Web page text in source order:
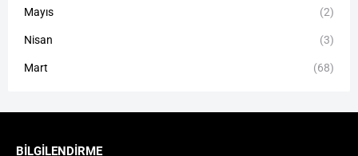
Mayıs (2)
Nisan (3)
Mart (68)
BILGILENDIRME